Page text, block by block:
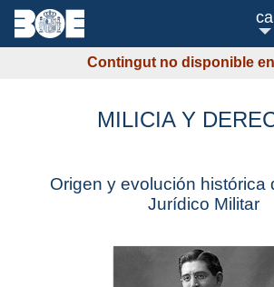
ca
Contingut no disponible
MILICIA Y
Origen y evolución histórica
Jurídico Militar